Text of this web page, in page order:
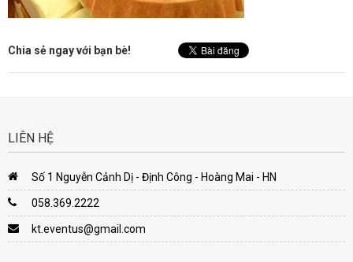
Chia sẻ ngay với bạn bè!
LIÊN HỆ
Số 1 Nguyễn Cảnh Dị - Định Công - Hoàng Mai - HN
058.369.2222
kt.eventus@gmail.com